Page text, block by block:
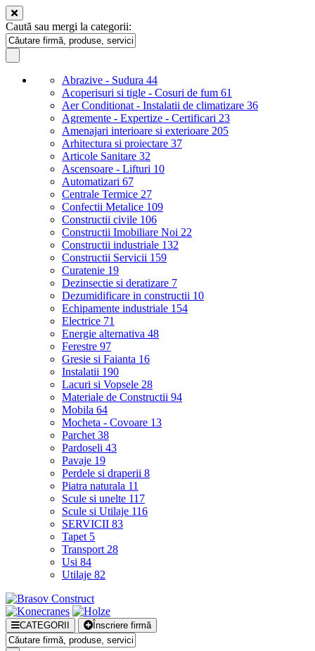
Caută sau mergi la categorii:
Abrazive - Sudura 44
Acoperisuri si tigle - Cosuri de fum 61
Aer Conditionat - Instalatii de climatizare 36
Agremente - Expertize - Certificari 23
Amenajari interioare si exterioare 205
Arhitectura si proiectare 37
Articole Sanitare 32
Ascensoare - Lifturi 10
Automatizari 67
Centrale Termice 27
Confectii Metalice 109
Constructii civile 106
Constructii Imobiliare Noi 22
Constructii industriale 132
Constructii Servicii 159
Curatenie 19
Dezinsectie si deratizare 7
Dezumidificare in constructii 10
Echipamente industriale 154
Electrice 71
Energie alternativa 48
Ferestre 97
Gresie si Faianta 16
Instalatii 190
Lacuri si Vopsele 28
Materiale de Constructii 94
Mobila 64
Mocheta - Covoare 13
Parchet 38
Pardoseli 43
Pavaje 19
Perdele si draperii 8
Piatra naturala 11
Scule si unelte 117
Scule si Utilaje 116
SERVICII 83
Tapet 5
Transport 28
Usi 84
Utilaje 82
CATEGORII Înscriere firmă